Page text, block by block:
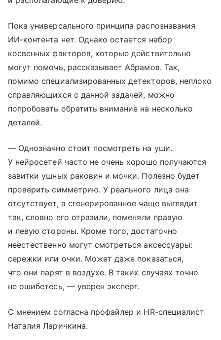
Пока универсального принципа распознавания
ИИ-контента нет. Однако остается набор
косвенных факторов, которые действительно
могут помочь, рассказывает Абрамов. Так,
помимо специализированных детекторов, неплохо
справляющихся с данной задачей, можно
попробовать обратить внимание на несколько
деталей.
— Однозначно стоит посмотреть на уши.
У нейросетей часто не очень хорошо получаются
завитки ушных раковин и мочки. Полезно будет
проверить симметрию. У реального лица она
отсутствует, а сгенерированное чаще выглядит
так, словно его отразили, поменяли правую
и левую стороны. Кроме того, достаточно
неестественно могут смотреться аксессуары:
сережки или очки. Может даже показаться,
что они парят в воздухе. В таких случаях точно
не ошибетесь, — уверен эксперт.
С мнением согласна профайлер и HR-специалист
Наталия Ларичкина.